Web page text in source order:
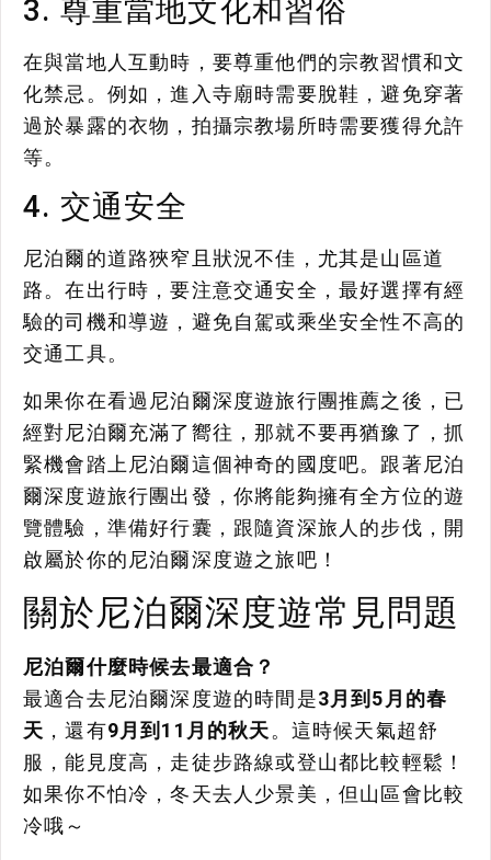
3. 尊重當地文化和習俗
在與當地人互動時，要尊重他們的宗教習慣和文
化禁忌。例如，進入寺廟時需要脫鞋，避免穿著
過於暴露的衣物，拍攝宗教場所時需要獲得允許
等。
4. 交通安全
尼泊爾的道路狹窄且狀況不佳，尤其是山區道
路。在出行時，要注意交通安全，最好選擇有經
驗的司機和導遊，避免自駕或乘坐安全性不高的
交通工具。
如果你在看過尼泊爾深度遊旅行團推薦之後，已
經對尼泊爾充滿了嚮往，那就不要再猶豫了，抓
緊機會踏上尼泊爾這個神奇的國度吧。跟著尼泊
爾深度遊旅行團出發，你將能夠擁有全方位的遊
覽體驗，準備好行囊，跟隨資深旅人的步伐，開
啟屬於你的尼泊爾深度遊之旅吧！
關於尼泊爾深度遊常見問題
尼泊爾什麼時候去最適合？
最適合去尼泊爾深度遊的時間是3月到5月的春
天 ，還有9月到11月的秋天。這時候天氣超舒
服，能見度高，走徒步路線或登山都比較輕鬆！
如果你不怕冷，冬天去人少景美，但山區會比較
冷哦～